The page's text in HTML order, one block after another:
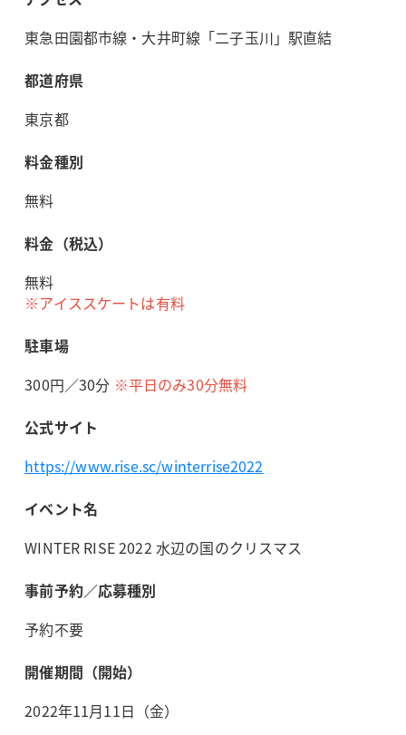
東急田園都市線・大井町線「二子玉川」駅直結
都道府県
東京都
料金種別
無料
料金（税込）
無料
※アイススケートは有料
駐車場
300円／30分 ※平日のみ30分無料
公式サイト
https://www.rise.sc/winterrise2022
イベント名
WINTER RISE 2022 水辺の国のクリスマス
事前予約／応募種別
予約不要
開催期間（開始）
2022年11月11日（金）